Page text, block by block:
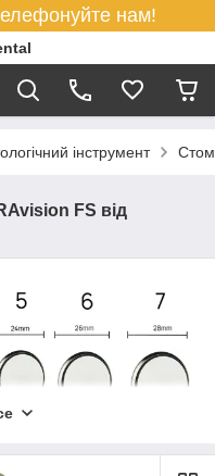
нам!
інструмент
FS від